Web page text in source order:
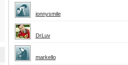
jonnysmile
DrLuv
markello